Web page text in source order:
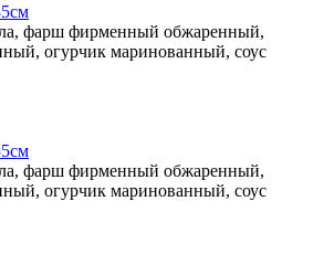
фарш фирменный обжаренный,
огурчик маринованный, соус
фарш фирменный обжаренный,
огурчик маринованный, соус